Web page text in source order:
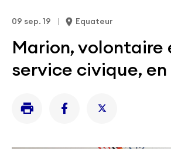
09 sep. 19 Equateur
Marion, volontaire
service civique,